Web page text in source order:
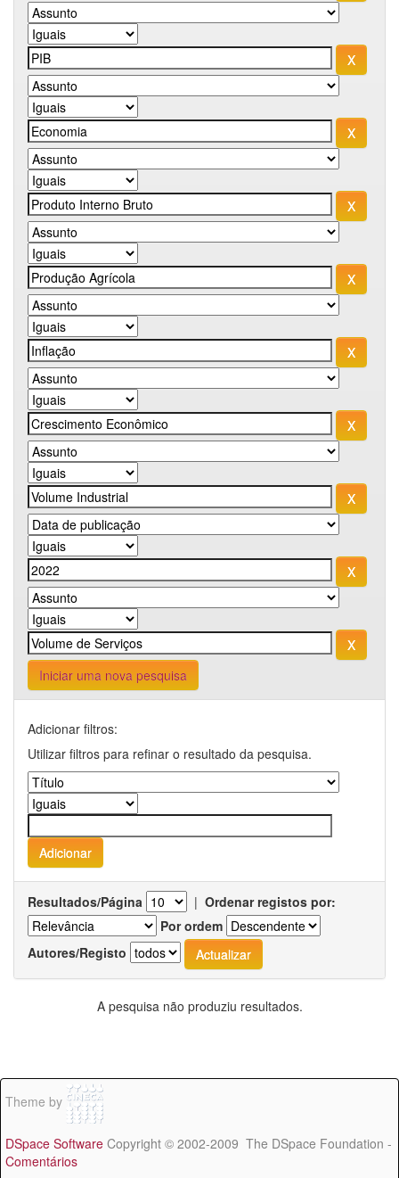
Iniciar uma nova pesquisa
Adicionar filtros:
Utilizar filtros para refinar o resultado da pesquisa.
Resultados/Página | Ordenar registos por:
Por ordem
Autores/Registo
A pesquisa não produziu resultados.
Theme by
DSpace Software Copyright © 2002-2009 The DSpace Foundation -
Comentários